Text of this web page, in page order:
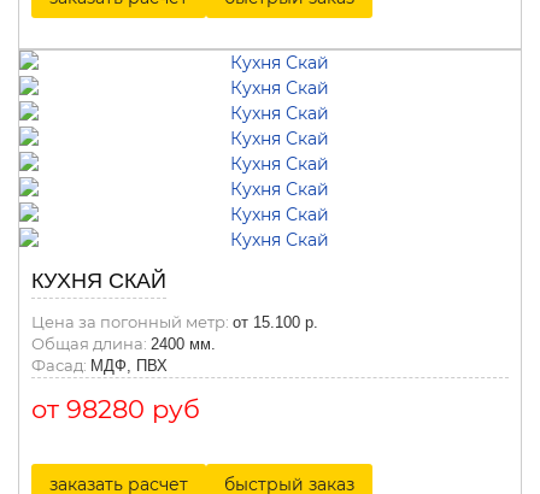
КУХНЯ СКАЙ
Цена за погонный метр: от 15.100 р.
Общая длина: 2400 мм.
Фасад: МДФ, ПВХ
от 98280 руб
заказать расчет быстрый заказ